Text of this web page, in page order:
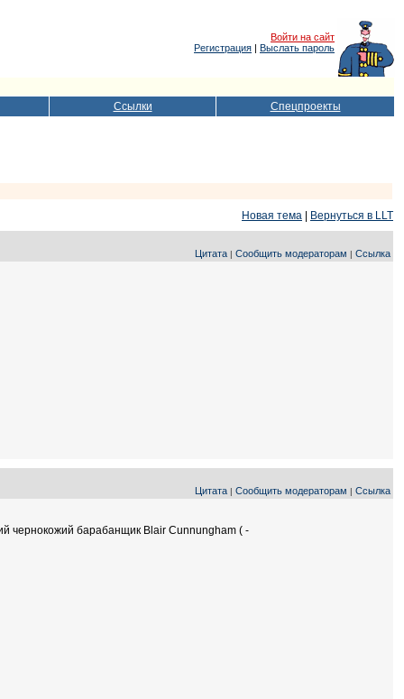
Войти на сайт
Регистрация | Выслать пароль
Ссылки Спецпроекты
Новая тема
Вернуться в LLT
Цитата | Сообщить модераторам | Ссылка
Цитата | Сообщить модераторам | Ссылка
чернокожий барабанщик Blair Cunnungham ( -